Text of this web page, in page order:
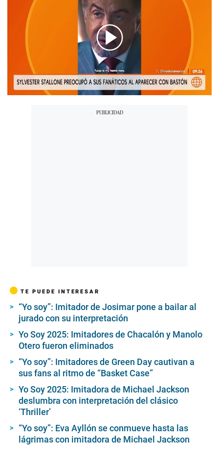
00:00 /01:38
TE PUEDE INTERESAR
“Yo soy”: Imitador de Josimar pone a bailar al
jurado con su interpretación
Yo Soy 2025: Imitadores de Chacalón y Manolo
Otero fueron eliminados
“Yo soy”: Imitadores de Green Day cautivan a
sus fans al ritmo de “Basket Case”
Yo Soy 2025: Imitadora de Michael Jackson
deslumbra con interpretación del clásico
‘Thriller’
“Yo soy”: Eva Ayllón se conmueve hasta las
lágrimas con imitadora de Michael Jackson